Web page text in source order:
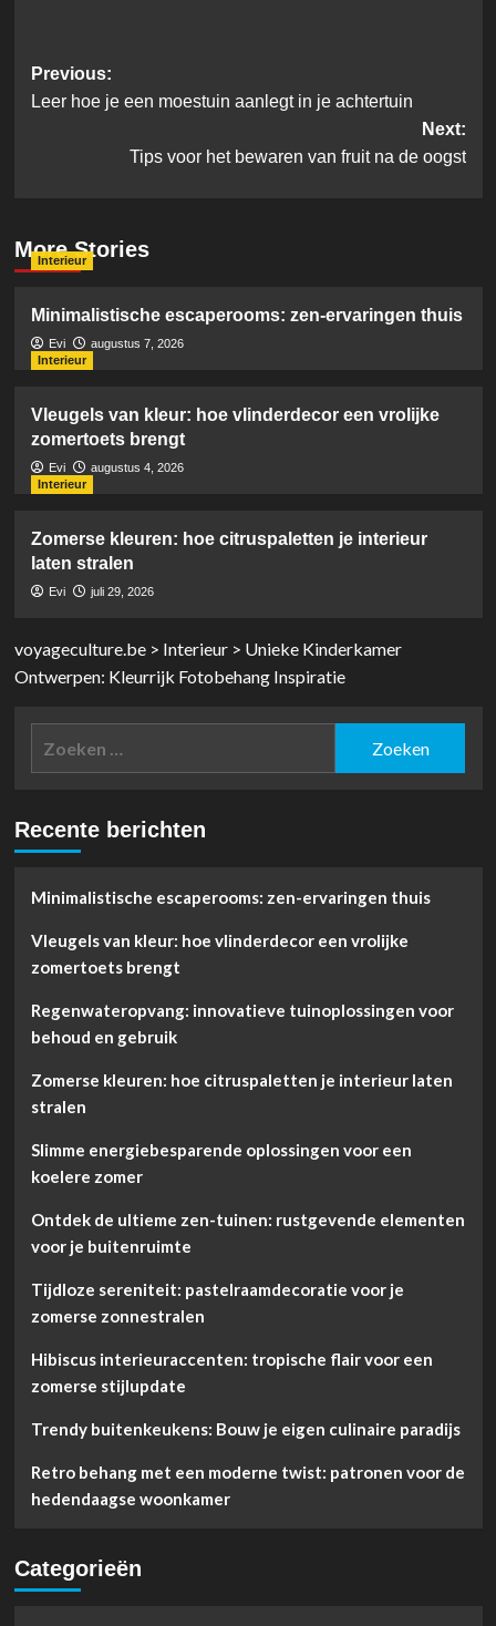
Post
navigation
Previous:
Leer hoe je een moestuin aanlegt in je achtertuin
Next:
Tips voor het bewaren van fruit na de oogst
More Stories
Interieur
Minimalistische escaperooms: zen-ervaringen thuis
Evi
augustus 7, 2026
Interieur
Vleugels van kleur: hoe vlinderdecor een vrolijke
zomertoets brengt
Evi
augustus 4, 2026
Interieur
Zomerse kleuren: hoe citruspaletten je interieur
laten stralen
Evi juli 29, 2026
voyageculture.be> Interieur> Unieke Kinderkamer
Ontwerpen: Kleurrijk Fotobehang Inspiratie
Recente berichten
Minimalistische escaperooms: zen-ervaringen thuis
Vleugels van kleur: hoe vlinderdecor een vrolijke
zomertoets brengt
Regenwateropvang: innovatieve tuinoplossingen voor
behoud en gebruik
Zomerse kleuren: hoe citruspaletten je interieur laten
stralen
Slimme energiebesparende oplossingen voor een
koelere zomer
Ontdek de ultieme zen-tuinen: rustgevende elementen
voor je buitenruimte
Tijdloze sereniteit: pastelraamdecoratie voor je
zomerse zonnestralen
Hibiscus interieuraccenten: tropische flair voor een
zomerse stijlupdate
Trendy buitenkeukens: Bouw je eigen culinaire paradijs
Retro behang met een moderne twist: patronen voor de
hedendaagse woonkamer
Categorieën